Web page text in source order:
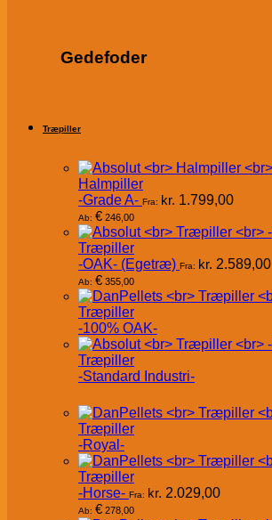
Gedefoder
Træpiller
Halmpiller
-Grade A- Fra: kr. 1.799,00
Ab: € 246,00
Træpiller
-OAK- (Egetræ) Fra: kr. 2.589,00
Ab: € 355,00
Træpiller
-100% OAK-
Træpiller
-Standard Industri-
Træpiller
-Royal-
Træpiller
-Horse- Fra: kr. 2.029,00
Ab: € 278,00